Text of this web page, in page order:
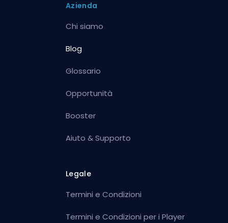
Azienda
Chi siamo
Blog
Glossario
Opportunità
Booster
Aiuto & Supporto
Legale
Termini e Condizioni
Termini e Condizioni per i Player